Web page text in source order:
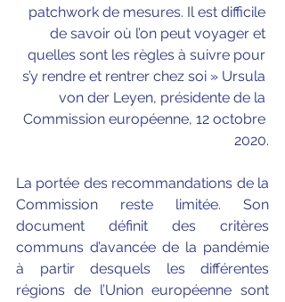
patchwork de mesures. Il est difficile
de savoir où l’on peut voyager et
quelles sont les règles à suivre pour
s’y rendre et rentrer chez soi » Ursula
von der Leyen, présidente de la
Commission européenne, 12 octobre
2020.
La portée des recommandations de la
Commission reste limitée. Son
document définit des critères
communs d’avancée de la pandémie
à partir desquels les différentes
régions de l’Union européenne sont